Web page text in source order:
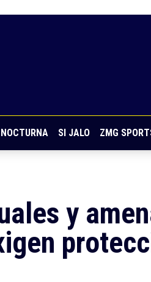
SI JALO ZMG
y